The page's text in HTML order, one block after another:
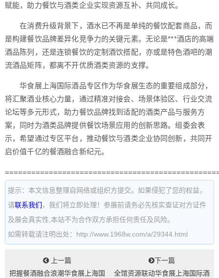
赋能，助力餐饮与酒类企业实现资源互补、共同成长。
在消费升级背景下，酒水已不再是单纯的餐饮配套商品，而
是构建餐饮品牌差异化竞争力的关键元素。无论是***酒店的高端
酒品陈列，还是连锁餐饮的定制酒饮搭配，亦或是特色酒吧的潮
流酒品矩阵，都离不开优质酒类资源的支撑。
华食展上海国际酒品专区作为华食展生态的重要组成部分，
将汇聚酒业核心力量，通过精准对接会、场景体验区、行业交流
论坛等多元形式，助力餐饮品牌找到适配的酒类产品与服务方
案，同时为酒类品牌提供餐饮场景应用的创新思路。组委会表
示，希望通过专区平台，推动餐饮与酒类企业协同创新，共同开
启价值千亿的餐酒融合新纪元。
提示：本文信息整理自网络或组织方提交。如果侵犯了您的权益，
请联系我们 ，我们将立即处理！参展前请务必先核实查证对方证件
及展会真实性,本站不为合作双方承担任何责任及风险。
如需转载请注明出处：http://www.1968w.com/a/29344.html
上一篇
把握餐酒融合浪潮华食展上海国
下一篇
全馆资源联动华食展上海国际酒